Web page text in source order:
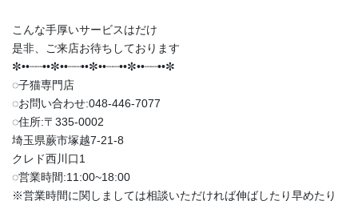
こんな手厚いサービスはだけ
是非、ご来店お待ちしております
✼••┈┈••✼••┈┈••✼••┈┈••✼••┈┈••✼
◌子猫専門店
◌お問い合わせ:048-446-7077
◌住所:〒335-0002
埼玉県蕨市塚越7-21-8
クレド西川口1
◌営業時間:11:00~18:00
※営業時間に関しましては相談いただければ伸ばしたり早めたり